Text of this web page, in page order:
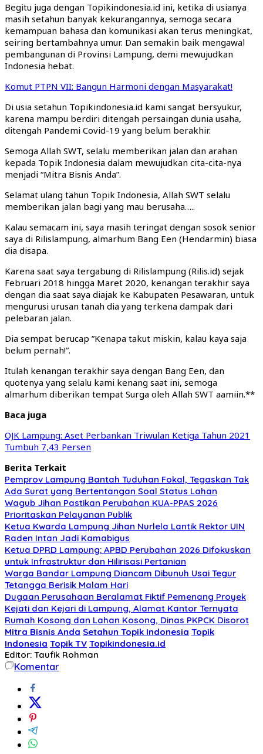
Begitu juga dengan Topikindonesia.id ini, ketika di usianya
masih setahun banyak kekurangannya, semoga secara
kemampuan bahasa dan komunikasi akan terus meningkat,
seiring bertambahnya umur. Dan semakin baik mengawal
pembangunan di Provinsi Lampung, demi mewujudkan
Indonesia hebat.
Komut PTPN VII: Bangun Harmoni dengan Masyarakat!
Di usia setahun Topikindonesia.id kami sangat bersyukur,
karena mampu berdiri ditengah persaingan dunia usaha,
ditengah Pandemi Covid-19 yang belum berakhir.
Semoga Allah SWT, selalu memberikan jalan dan arahan
kepada Topik Indonesia dalam mewujudkan cita-cita-nya
menjadi “Mitra Bisnis Anda”.
Selamat ulang tahun Topik Indonesia, Allah SWT selalu
memberikan jalan bagi yang mau berusaha…..
Kalau semacam ini, saya masih teringat dengan sosok senior
saya di Rilislampung, almarhum Bang Een (Hendarmin) biasa
dia disapa.
Karena saat saya tergabung di Rilislampung (Rilis.id) sejak
Februari 2018 hingga Maret 2020, kenangan terakhir saya
dengan dia saat saya diajak ke Kabupaten Pesawaran, untuk
mengurusi urusan tanah dia yang terkena dampak dari
pelebaran jalan.
Dia sempat berucap ”Kenapa takut miskin, kalau kaya saja
belum pernah!”.
Itulah kenangan terakhir saya dengan Bang Een, dan
quotenya yang selalu kami kenang saat ini, semoga
almarhum diberikan tempat Surga oleh Allah SWT aamiin.**
Baca juga
OJK Lampung: Aset Perbankan Triwulan Ketiga Tahun 2021
Tumbuh 7,43 Persen
Berita Terkait
Pemprov Lampung Bantah Tuduhan Fokal, Tegaskan Tak
Ada Surat yang Bertentangan Soal Status Lahan
Wagub Jihan Pastikan Perubahan KUA-PPAS 2026
Prioritaskan Pelayanan Publik
Ketua Kwarda Lampung Jihan Nurlela Lantik Rektor UIN
Raden Intan Jadi Kamabigus
Ketua DPRD Lampung: APBD Perubahan 2026 Difokuskan
untuk Infrastruktur dan Hilirisasi Pertanian
Warga Bandar Lampung Diancam Dibunuh Usai Tegur
Tetangga Berisik Malam Hari
Dugaan Perusahaan Beralamat Fiktif Pemenang Proyek
Kejati dan Kejari di Lampung, Alamat Kantor Ternyata
Rumah Kosong dan Lahan Kosong, Dinas PKPCK Disorot
Mitra Bisnis Anda Setahun Topik Indonesia Topik
Indonesia Topik TV Topikindonesia.id
Editor: Taufik Rohman
Komentar